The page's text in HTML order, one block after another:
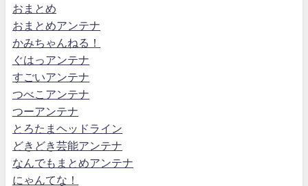
おまとめ
おまとめアンテナ
かみちゃんねる！
ぐはっアンテナ
すごいアンテナ
つべこアンテナ
つーアンテナ
とろたまヘッドライン
どきどき芸能アンテナ
なんでもまとめアンテナ
にゃんてな！